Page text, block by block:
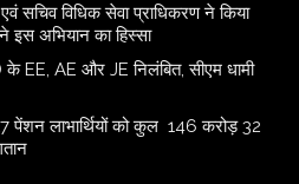
सचिव विधिक सेवा प्राधिकरण ने किया
इस अभियान का हिस्सा
के EE, AE और JE निलंबित, सीएम धामी
पेंशन लाभार्थियों को कुल 146 करोड़ 32